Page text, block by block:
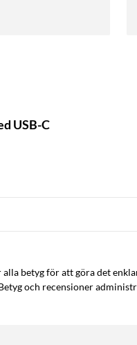
USB-C
betyg för att göra det
och recensioner